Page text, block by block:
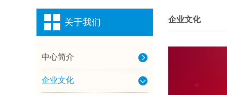
企业文化
关于我们
中心简介
企业文化